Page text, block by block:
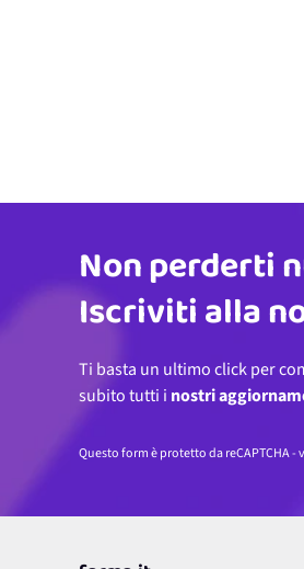
Indirizzo email
Non perderti
Iscriviti alla
Ti basta un ultimo click per
subito tutti i nostri
Questo form è protetto da reCAPTCHA -